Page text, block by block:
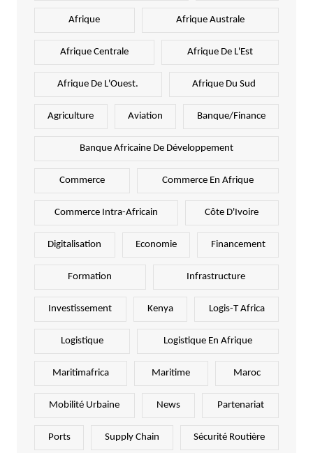
Afrique Afrique Australe
Afrique Centrale Afrique De L'Est
Afrique De L'Ouest. Afrique Du Sud
Agriculture Aviation Banque/Finance
Banque Africaine De Développement
Commerce Commerce En Afrique
Commerce Intra-Africain Côte D'Ivoire
Digitalisation Economie Financement
Formation Infrastructure
Investissement Kenya Logis-T Africa
Logistique Logistique En Afrique
Maritimafrica Maritime Maroc
Mobilité Urbaine News Partenariat
Ports Supply Chain Sécurité Routière